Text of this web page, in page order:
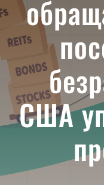
ИНВЕСТИЦИИ
АКТУАЛЬНЫЕ
О ПРОЕКТЕ
США